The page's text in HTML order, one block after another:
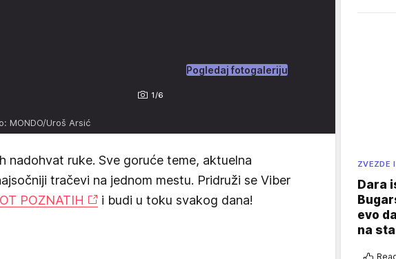
1/6
Pogledaj fotogaleriju
MONDO/Uroš Arsić
nadohvat ruke. Sve goruće teme, aktuelna
tračevi na jednom mestu. Pridruži se Viber
POZNATIH i budi u toku svakog dana!
ZVEZDE
Dara
evo
na